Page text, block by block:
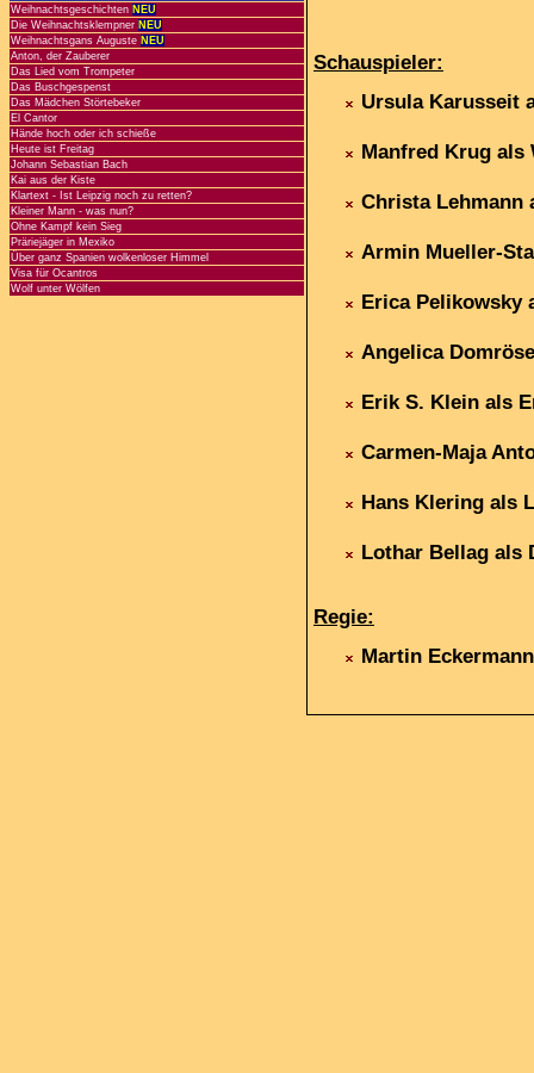
Weihnachtsgeschichten NEU
Die Weihnachtsklempner NEU
Weihnachtsgans Auguste NEU
Anton, der Zauberer
Das Lied vom Trompeter
Das Buschgespenst
Das Mädchen Störtebeker
El Cantor
Hände hoch oder ich schieße
Heute ist Freitag
Johann Sebastian Bach
Kai aus der Kiste
Klartext - Ist Leipzig noch zu retten?
Kleiner Mann - was nun?
Ohne Kampf kein Sieg
Präriejäger in Mexiko
Über ganz Spanien wolkenloser Himmel
Visa für Ocantros
Wolf unter Wölfen
Schauspieler:
Ursula Karusseit
Manfred Krug als
Christa Lehmann
Armin Mueller-
Erica Pelikowsky
Angelica
Erik S. Klein als
Carmen-Maja
Hans Klering als
Lothar Bellag als
Regie:
Martin Eckermann